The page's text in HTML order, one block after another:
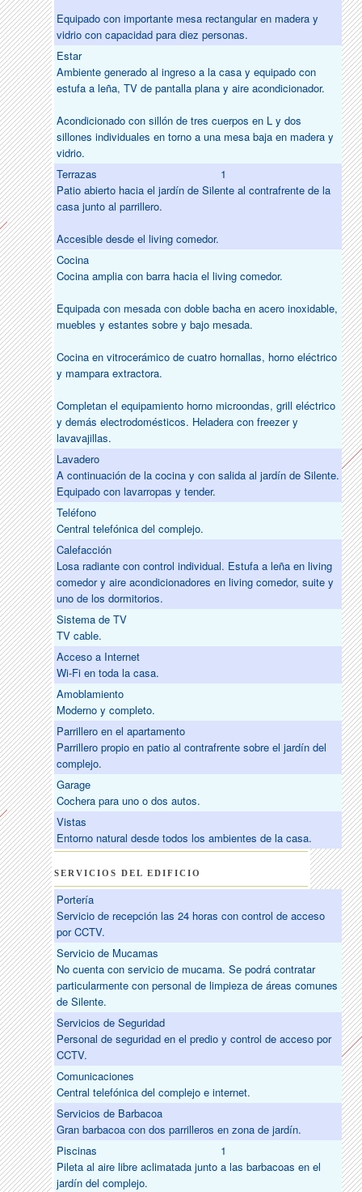
Equipado con importante mesa rectangular en madera y
vidrio con capacidad para diez personas.
Estar
Ambiente generado al ingreso a la casa y equipado con
estufa a leña, TV de pantalla plana y aire acondicionador.
Acondicionado con sillón de tres cuerpos en L y dos
sillones individuales en torno a una mesa baja en madera y
vidrio.
Terrazas
1
Patio abierto hacia el jardín de Silente al contrafrente de la
casa junto al parrillero.
Accesible desde el living comedor.
Cocina
Cocina amplia con barra hacia el living comedor.
Equipada con mesada con doble bacha en acero inoxidable,
muebles y estantes sobre y bajo mesada.
Cocina en vitrocerámico de cuatro hornallas, horno eléctrico
y mampara extractora.
Completan el equipamiento horno microondas, grill eléctrico
y demás electrodomésticos. Heladera con freezer y
lavavajillas.
Lavadero
A continuación de la cocina y con salida al jardín de Silente.
Equipado con lavarropas y tender.
Teléfono
Central telefónica del complejo.
Calefacción
Losa radiante con control individual. Estufa a leña en living
comedor y aire acondicionadores en living comedor, suite y
uno de los dormitorios.
Sistema de TV
TV cable.
Acceso a Internet
Wi-Fi en toda la casa.
Amoblamiento
Moderno y completo.
Parrillero en el apartamento
Parrillero propio en patio al contrafrente sobre el jardín del
complejo.
Garage
Cochera para uno o dos autos.
Vistas
Entorno natural desde todos los ambientes de la casa.
SERVICIOS DEL EDIFICIO
Portería
Servicio de recepción las 24 horas con control de acceso
por CCTV.
Servicio de Mucamas
No cuenta con servicio de mucama. Se podrá contratar
particularmente con personal de limpieza de áreas comunes
de Silente.
Servicios de Seguridad
Personal de seguridad en el predio y control de acceso por
CCTV.
Comunicaciones
Central telefónica del complejo e internet.
Servicios de Barbacoa
Gran barbacoa con dos parrilleros en zona de jardín.
Piscinas
1
Pileta al aire libre aclimatada junto a las barbacoas en el
jardín del complejo.